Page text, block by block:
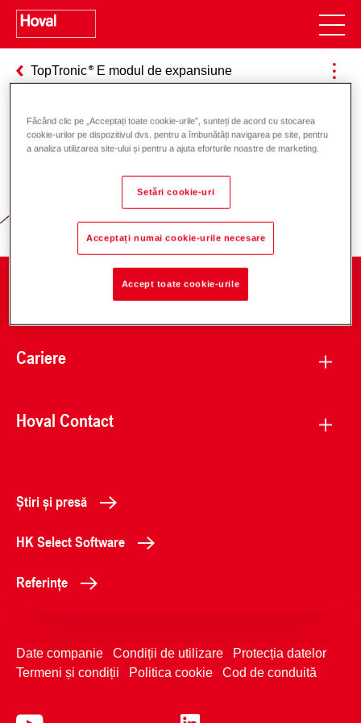
TopTronic E modul de expansiune
Responsabilitate pentru energie și
mediu
Cariere
Hoval Contact
Știri și presă
HK Select Software
Referințe
Date companie Condiții de utilizare
Protecția datelor
Termeni și condiții
Politica cookie Cod de conduită
Făcând clic pe „Acceptați toate cookie-urile”, sunteți de acord cu stocarea
cookie-urilor pe dispozitivul dvs. pentru a îmbunătăți navigarea pe site, pentru
a analiza utilizarea site-ului și pentru a ajuta eforturile noastre de marketing.
Setări cookie-uri
Acceptați numai cookie-urile necesare
Accept toate cookie-urile